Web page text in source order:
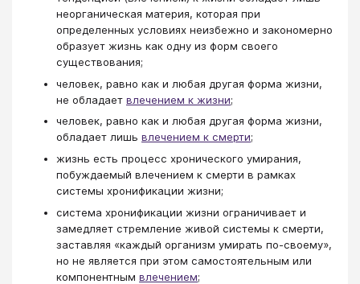
неорганическая материя, которая при
определенных условиях неизбежно и закономерно
образует жизнь как одну из форм своего
существования;
человек, равно как и любая другая форма жизни,
не обладает влечением к жизни;
человек, равно как и любая другая форма жизни,
обладает лишь влечением к смерти;
жизнь есть процесс хронического умирания,
побуждаемый влечением к смерти в рамках
системы хронификации жизни;
система хронификации жизни ограничивает и
замедляет стремление живой системы к смерти,
заставляя «каждый организм умирать по-своему»,
но не является при этом самостоятельным или
компонентным влечением;